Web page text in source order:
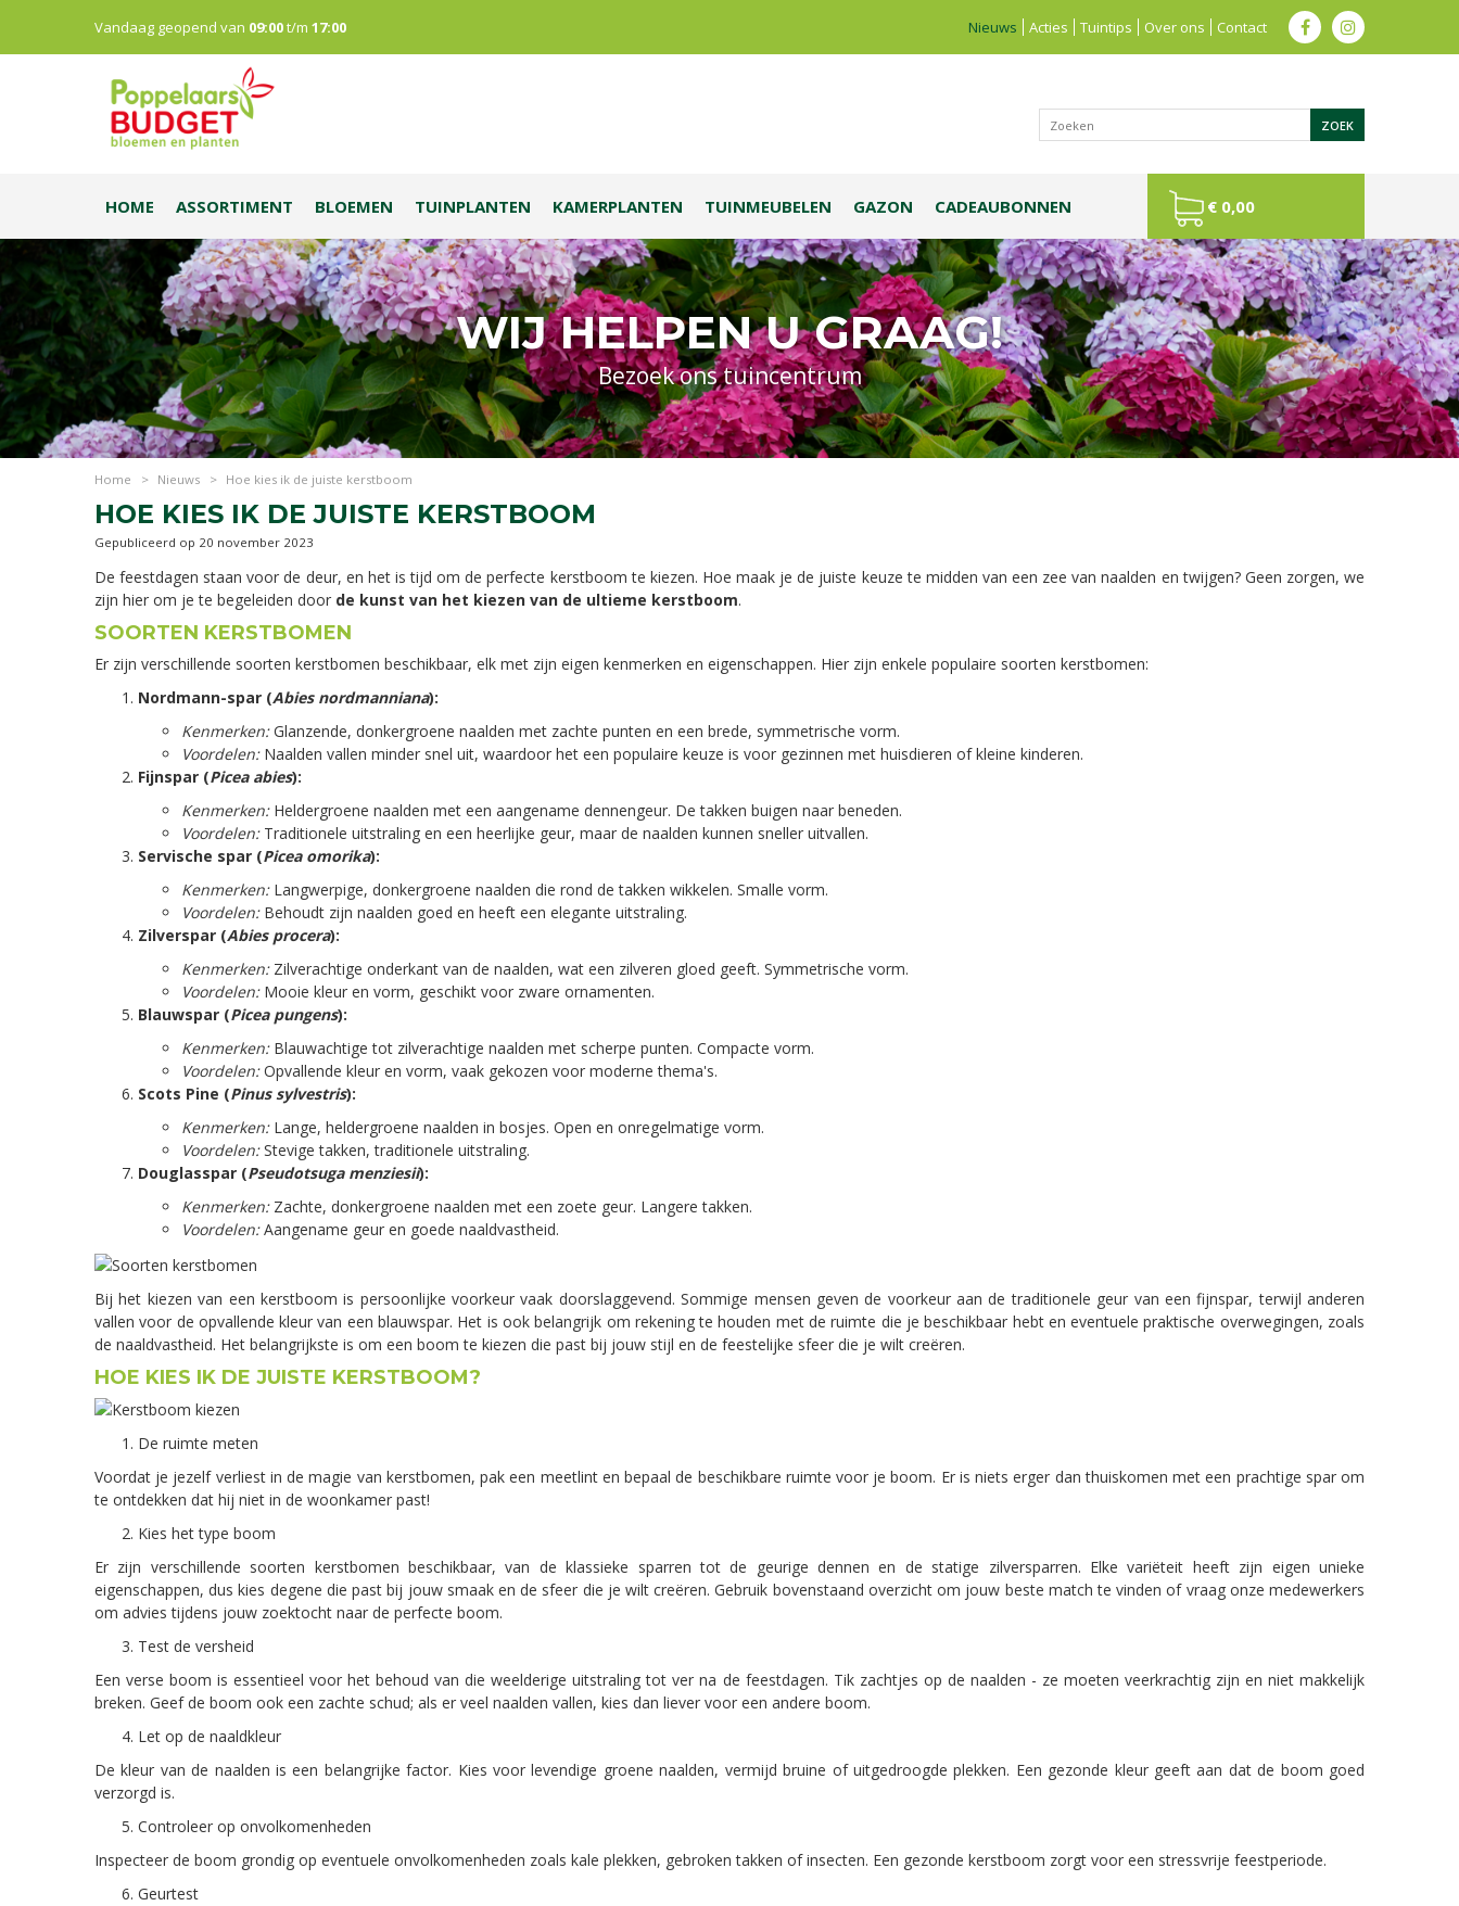
WIJ HELPEN U GRAAG!
Bezoek ons tuincentrum
Home > Nieuws > Hoe kies ik de juiste kerstboom
Vandaag geopend van 09:00t/m 17:00 Nieuws Acties Tuintips Over ons Contact
HOME ASSORTIMENT BLOEMEN TUINPLANTEN KAMERPLANTEN TUINMEUBELEN GAZON CADEAUBONNEN € 0,00
HOE KIES IK DE JUISTE KERSTBOOM
Gepubliceerd op 20 november 2023
De feestdagen staan voor de deur, en het is tijd om de perfecte kerstboom te kiezen. Hoe maak je de juiste keuze te midden van een zee van naalden en twijgen? Geen zorgen, we
zijn hier om je te begeleiden door de kunst van het kiezen van de ultieme kerstboom.
SOORTEN KERSTBOMEN
Er zijn verschillende soorten kerstbomen beschikbaar, elk met zijn eigen kenmerken en eigenschappen. Hier zijn enkele populaire soorten kerstbomen:
Nordmann-spar (Abies nordmanniana):
Kenmerken:Glanzende, donkergroene naalden met zachte punten en een brede, symmetrische vorm.
Voordelen:Naalden vallen minder snel uit, waardoor het een populaire keuze is voor gezinnen met huisdieren of kleine kinderen.
Fijnspar (Picea abies):
Kenmerken:Heldergroene naalden met een aangename dennengeur. De takken buigen naar beneden.
Voordelen:Traditionele uitstraling en een heerlijke geur, maar de naalden kunnen sneller uitvallen.
Servische spar (Picea omorika):
Kenmerken:Langwerpige, donkergroene naalden die rond de takken wikkelen. Smalle vorm.
Voordelen:Behoudt zijn naalden goed en heeft een elegante uitstraling.
Zilverspar (Abies procera):
Kenmerken:Zilverachtige onderkant van de naalden, wat een zilveren gloed geeft. Symmetrische vorm.
Voordelen:Mooie kleur en vorm, geschikt voor zware ornamenten.
Blauwspar (Picea pungens):
Kenmerken:Blauwachtige tot zilverachtige naalden met scherpe punten. Compacte vorm.
Voordelen:Opvallende kleur en vorm, vaak gekozen voor moderne thema's.
Scots Pine (Pinus sylvestris):
Kenmerken:Lange, heldergroene naalden in bosjes. Open en onregelmatige vorm.
Voordelen:Stevige takken, traditionele uitstraling.
Douglasspar (Pseudotsuga menziesii):
Kenmerken:Zachte, donkergroene naalden met een zoete geur. Langere takken.
Voordelen:Aangename geur en goede naaldvastheid.
Bij het kiezen van een kerstboom is persoonlijke voorkeur vaak doorslaggevend. Sommige mensen geven de voorkeur aan de traditionele geur van een fijnspar, terwijl anderen
vallen voor de opvallende kleur van een blauwspar. Het is ook belangrijk om rekening te houden met de ruimte die je beschikbaar hebt en eventuele praktische overwegingen, zoals
de naaldvastheid. Het belangrijkste is om een boom te kiezen die past bij jouw stijl en de feestelijke sfeer die je wilt creëren.
HOE KIES IK DE JUISTE KERSTBOOM?
De ruimte meten
Voordat je jezelf verliest in de magie van kerstbomen, pak een meetlint en bepaal de beschikbare ruimte voor je boom. Er is niets erger dan thuiskomen met een prachtige spar om
te ontdekken dat hij niet in de woonkamer past!
Kies het type boom
Er zijn verschillende soorten kerstbomen beschikbaar, van de klassieke sparren tot de geurige dennen en de statige zilversparren. Elke variëteit heeft zijn eigen unieke
eigenschappen, dus kies degene die past bij jouw smaak en de sfeer die je wilt creëren. Gebruik bovenstaand overzicht om jouw beste match te vinden of vraag onze medewerkers
om advies tijdens jouw zoektocht naar de perfecte boom.
Test de versheid
Een verse boom is essentieel voor het behoud van die weelderige uitstraling tot ver na de feestdagen. Tik zachtjes op de naalden - ze moeten veerkrachtig zijn en niet makkelijk
breken. Geef de boom ook een zachte schud; als er veel naalden vallen, kies dan liever voor een andere boom.
Let op de naaldkleur
De kleur van de naalden is een belangrijke factor. Kies voor levendige groene naalden, vermijd bruine of uitgedroogde plekken. Een gezonde kleur geeft aan dat de boom goed
verzorgd is.
Controleer op onvolkomenheden
Inspecteer de boom grondig op eventuele onvolkomenheden zoals kale plekken, gebroken takken of insecten. Een gezonde kerstboom zorgt voor een stressvrije feestperiode.
Geurtest